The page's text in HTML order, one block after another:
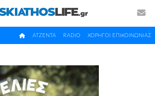
ΧΟΡΗΓΟΙ ΕΠΙΚΟΙΝΩΝΙΑΣ
RADIO
ΑΤΖΕΝΤΑ